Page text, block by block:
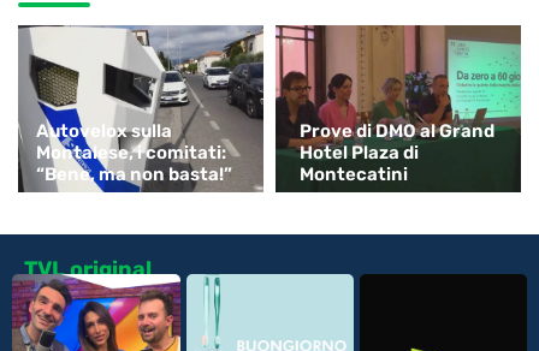
Autovelox sulla
Montalese, i comitati:
“Bene, ma non basta!”
Prove di DMO al Grand
Hotel Plaza di
Montecatini
TVL original